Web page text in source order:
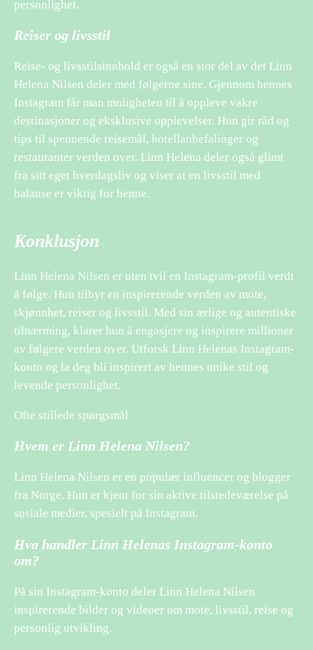
personlighet.
Reiser og livsstil
Reise- og livsstilsinnhold er også en stor del av det Linn
Helena Nilsen deler med følgerne sine. Gjennom hennes
Instagram får man muligheten til å oppleve vakre
destinasjoner og eksklusive opplevelser. Hun gir råd og
tips til spennende reisemål, hotellanbefalinger og
restauranter verden over. Linn Helena deler også glimt
fra sitt eget hverdagsliv og viser at en livsstil med
balanse er viktig for henne.
Konklusjon
Linn Helena Nilsen er uten tvil en Instagram-profil verdt
å følge. Hun tilbyr en inspirerende verden av mote,
skjønnhet, reiser og livsstil. Med sin ærlige og autentiske
tilnærming, klarer hun å engasjere og inspirere millioner
av følgere verden over. Utforsk Linn Helenas Instagram-
konto og la deg bli inspirert av hennes unike stil og
levende personlighet.
Ofte stillede spørgsmål
Hvem er Linn Helena Nilsen?
Linn Helena Nilsen er en populær influencer og blogger
fra Norge. Hun er kjent for sin aktive tilstedeværelse på
sosiale medier, spesielt på Instagram.
Hva handler Linn Helenas Instagram-konto
om?
På sin Instagram-konto deler Linn Helena Nilsen
inspirerende bilder og videoer om mote, livsstil, reise og
personlig utvikling.